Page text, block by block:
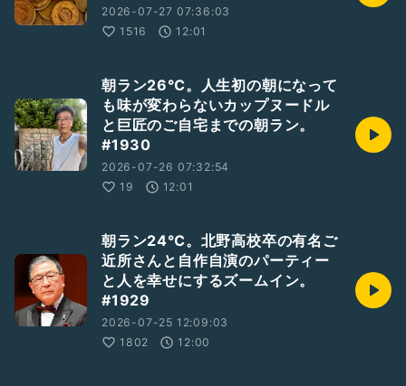
2026-07-27 07:36:03
1516
12:01
朝ラン26℃。人生初の朝になって
も味が変わらないカップヌードル
と巨匠のご自宅までの朝ラン。
#1930
2026-07-26 07:32:54
19
12:01
朝ラン24℃。北野高校卒の有名ご
近所さんと自作自演のパーティー
と人を幸せにするズームイン。
#1929
2026-07-25 12:09:03
1802
12:00